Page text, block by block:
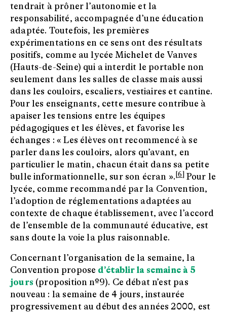
tendrait à prôner l’autonomie et la
responsabilité, accompagnée d’une éducation
adaptée. Toutefois, les premières
expérimentations en ce sens ont des résultats
positifs, comme au lycée Michelet de Vanves
(Hauts-de-Seine) qui a interdit le portable non
seulement dans les salles de classe mais aussi
dans les couloirs, escaliers, vestiaires et cantine.
Pour les enseignants, cette mesure contribue à
apaiser les tensions entre les équipes
pédagogiques et les élèves, et favorise les
échanges : « Les élèves ont recommencé à se
parler dans les couloirs, alors qu’avant, en
particulier le matin, chacun était dans sa petite
bulle informationnelle, sur son écran ». [6]Pour le
lycée, comme recommandé par la Convention,
l’adoption de réglementations adaptées au
contexte de chaque établissement, avec l’accord
de l’ensemble de la communauté éducative, est
sans doute la voie la plus raisonnable.
Concernant l’organisation de la semaine, la
Convention propose d’établir la semaine à 5
jours (proposition nº9). Ce débat n’est pas
nouveau : la semaine de 4 jours, instaurée
progressivement au début des années 2000, est